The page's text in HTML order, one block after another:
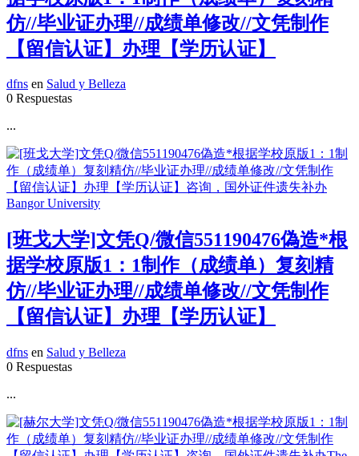
仿//毕业证办理//成绩单修改//文凭制作
【留信认证】办理【学历认证】
dfns en Salud y Belleza
0 Respuestas
...
[班戈大学]文凭Q/微信551190476偽造*根
据学校原版1：1制作（成绩单）复刻精
仿//毕业证办理//成绩单修改//文凭制作
【留信认证】办理【学历认证】
dfns en Salud y Belleza
0 Respuestas
...